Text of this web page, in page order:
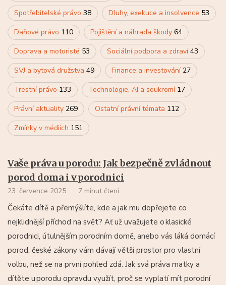
Spotřebitelské právo 38 Dluhy, exekuce a insolvence 53
Daňové právo 110 Pojištění a náhrada škody 64
Doprava a motoristé 53 Sociální podpora a zdraví43
SVJ a bytová družstva 49 Finance a investování 27
Trestní právo 133 Technologie, AI a soukromí 17
Právní aktuality 269 Ostatní právní témata 112
Zmínky v médiích 151
Vaše práva u porodu: Jak bezpečně zvládnout
porod doma i v porodnici
23. července 2025 7 minut čtení
Čekáte dítě a přemýšlíte, kde a jak mu dopřejete co
nejklidnější příchod na svět? Ať už uvažujete o klasické
porodnici, útulnějším porodním domě, anebo vás láká domácí
porod, české zákony vám dávají větší prostor pro vlastní
volbu, než se na první pohled zdá. Jak svá práva matky a
dítěte u porodu opravdu využít, proč se vyplatí mít porodní